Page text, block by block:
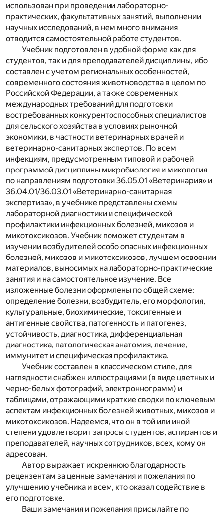
использован при проведении лабораторно-
практических, факультативных занятий, выполнении
научных исследований, в нем много внимания
отводится самостоятельной работе студентов.
Учебник подготовлен в удобной форме как для
студентов, так и для преподавателей дисциплины, ибо
составлен с учетом региональных особенностей,
современного состояния животноводства в целом по
Российской Федерации, а также современных
международных требований для подготовки
востребованных конкурентоспособных специалистов
для сельского хозяйства в условиях рыночной
экономики, в частности ветеринарных врачей и
ветеринарно-санитарных экспертов. По всем
инфекциям, предусмотренным типовой и рабочей
программой дисциплины микробиология и микология
по направлениям подготовки 36.05.01 «Ветеринария» и
36.04.01/36.03.01 «Ветеринарно-санитарная
экспертиза», в учебнике представлены схемы
лабораторной диагностики и специфической
профилактики инфекционных болезней, микозов и
микотоксикозов. Учебник поможет студентам в
изучении возбудителей особо опасных инфекционных
болезней, микозов и микотоксикозов, лучшем освоении
материалов, выносимых на лабораторно-практические
занятия и на самостоятельное изучение. Все
изложенные болезни оформлены по общей схеме:
определение болезни, возбудитель, его морфология,
культуральные, биохимические, токсигенные и
антигенные свойства, патогенность и патогенез,
устойчивость, диагностика, дифференциальная
диагностика, патологическая анатомия, лечение,
иммунитет и специфическая профилактика.
Учебник составлен в классическом стиле, для
наглядности снабжен иллюстрациями (в виде цветных и
черно-белых фотографий, электроннограмм) и
таблицами, отражающими краткие сводки по ключевым
аспектам инфекционных болезней животных, микозов и
микотоксикозов. Надеемся, что он в той или иной
степени удовлетворит запросы студентов, аспирантов и
преподавателей, научных сотрудников, всех, кому он
адресован.
Автор выражает искреннюю благодарность
рецензентам за ценные замечания и пожелания по
улучшению учебника и всем, кто оказал содействие в
его подготовке.
Ваши замечания и пожелания присылайте по